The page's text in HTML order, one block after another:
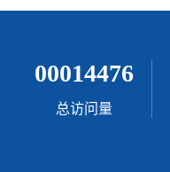
00014476
总访问量